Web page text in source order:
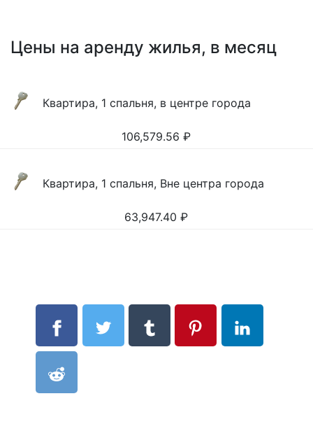
Цены на аренду жилья, в месяц
Квартира, 1 спальня, в центре города
106,579.56 ₽
Квартира, 1 спальня, Вне центра города
63,947.40 ₽